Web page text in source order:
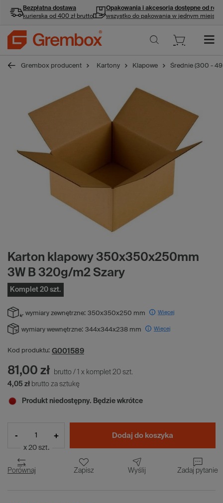
Bezpłatna dostawa
kurierska od 400 zł brutto
Opakowania i akcesoria dostępne od ręki
wszystko do pakowania w jednym miejscu
Grembox producent Kartony Klapowe Średnie (300 -
Karton klapowy 350x350x250mm
3W B 320g/m2 Szary
Komplet 20 szt.
wymiary zewnętrzne: 350x350x250 mm Więcej
wymiary wewnętrzne: 344x344x238 mm Więcej
Kod produktu: G001589
81,00 zł brutto / x komplet 20 szt.
4,05 zł brutto za sztukę
Produkt niedostępny. Będzie wkrótce
- +
x 20 szt.
Dodaj do koszyka
Porównaj Zapisz Wyślij Zadaj pytanie